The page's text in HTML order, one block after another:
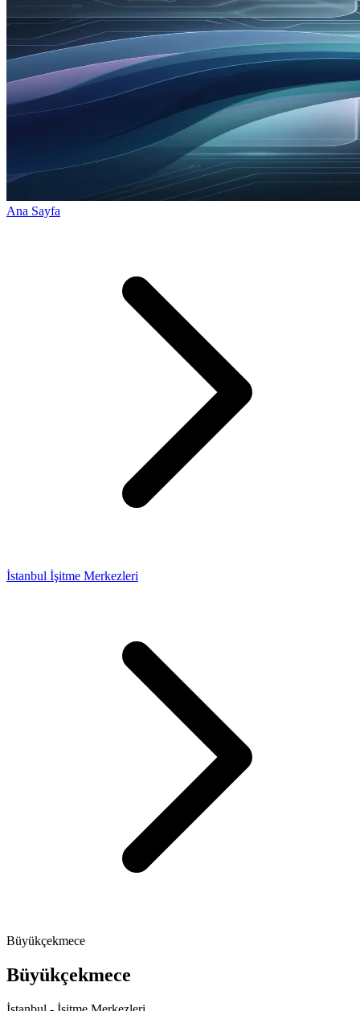
Ana Sayfa
İstanbul İşitme Merkezleri
Büyükçekmece
Büyükçekmece